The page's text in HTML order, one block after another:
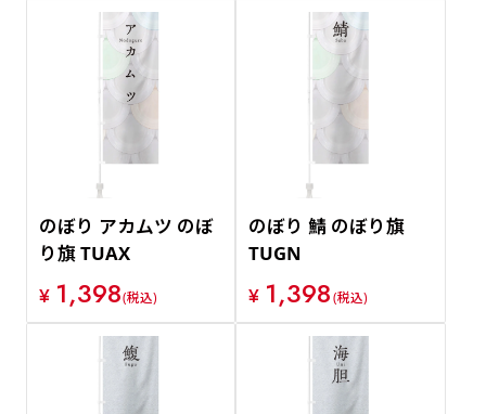
のぼり アカムツ のぼ
り旗 TUAX
¥ 1,398(税込)
のぼり 鯖 のぼり旗
TUGN
¥ 1,398(税込)